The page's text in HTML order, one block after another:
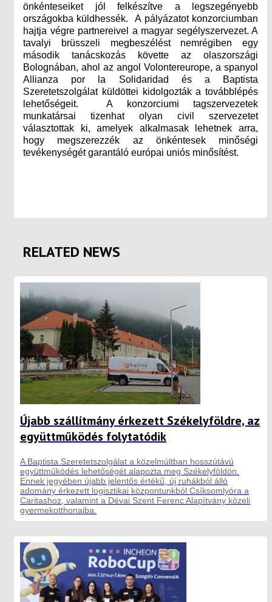
önkénteseiket jól felkészítve a legszegényebb
országokba küldhessék. A pályázatot konzorciumban
hajtja végre partnereivel a magyar segélyszervezet. A
tavalyi brüsszeli megbeszélést nemrégiben egy
második tanácskozás követte az olaszországi
Bolognában, ahol az angol Volontereurope, a spanyol
Allianza por la Solidaridad és a Baptista
Szeretetszolgálat küldöttei kidolgozták a továbblépés
lehetőségeit. A konzorciumi tagszervezetek
munkatársai tizenhat olyan civil szervezetet
választottak ki, amelyek alkalmasak lehetnek arra,
hogy megszerezzék az önkéntesek minőségi
tevékenységét garantáló európai uniós minősítést.
RELATED NEWS
Újabb szállítmány érkezett Székelyföldre, az
együttműködés folytatódik
A Baptista Szeretetszolgálat a közelmúltban hosszútávú
együttműködés lehetőségét alapozta meg Székelyföldön.
Ennek jegyében újabb jelentős értékű, új ruhákból álló
adomány érkezett logisztikai központunkból Csíksomlyóra a
Caritashoz, valamint a Dévai Szent Ferenc Alapítvány közeli
gyermekotthonaiba.